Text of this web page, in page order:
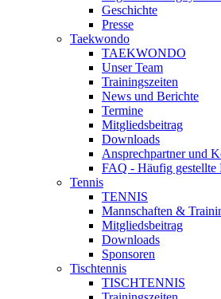
Geschichte
Presse
Taekwondo
TAEKWONDO
Unser Team
Trainingszeiten
News und Berichte
Termine
Mitgliedsbeitrag
Downloads
Ansprechpartner und
FAQ - Häufig gestellte
Tennis
TENNIS
Mannschaften &
Mitgliedsbeitrag
Downloads
Sponsoren
Tischtennis
TISCHTENNIS